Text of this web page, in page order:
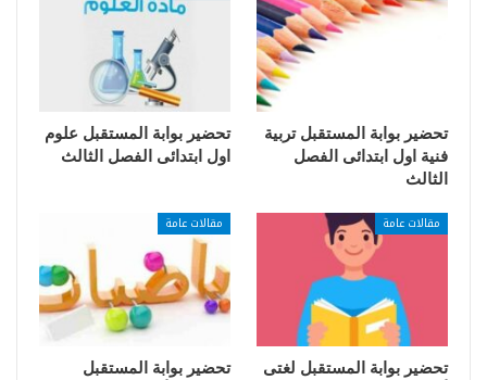
تحضير بوابة المستقبل تربية
فنية اول ابتدائى الفصل
الثالث
تحضير بوابة المستقبل علوم
اول ابتدائى الفصل الثالث
مقالات عامة
تحضير بوابة المستقبل لغتى
مقالات عامة
تحضير بوابة المستقبل